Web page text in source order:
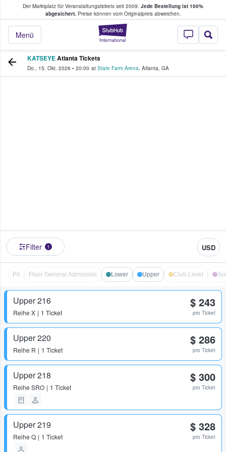
Der Marktplatz für Veranstaltungstickets seit 2009. Jede Bestellung ist 100%
abgesichert.Preise können vom Originalpreis abweichen.
StubHub - Wo
Menü
Tickets kaufen & verkaufen
KATSEYEAtlanta Tickets
Do., 15. Okt. 2026 • 20:00 at State Farm Arena, Atlanta, GA
Filter 1 USD
Pit Floor General Admission Lower Upper Club Level
Upper 216
Reihe X 1 Ticket
$ 243
pro Ticket
Upper 220
Reihe R 1 Ticket
$ 286
pro Ticket
Upper 218
Reihe SRO 1 Ticket
$ 300
pro Ticket
Upper 219
Reihe Q 1 Ticket
$ 328
pro Ticket